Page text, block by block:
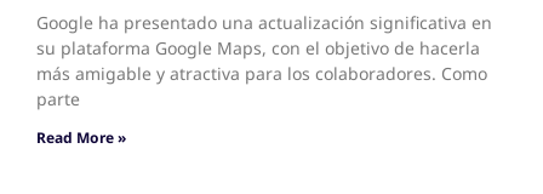
Google ha presentado una actualización significativa en
su plataforma Google Maps, con el objetivo de hacerla
más amigable y atractiva para los colaboradores. Como
parte
Read More »